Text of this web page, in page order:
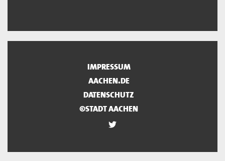
IMPRESSUM
AACHEN.DE
DATENSCHUTZ
©STADT AACHEN